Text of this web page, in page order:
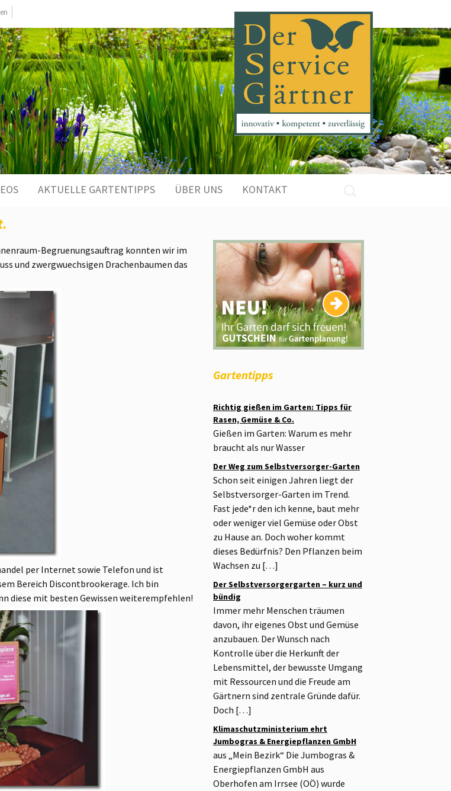
AKTUELLE GARTENTIPPS ÜBER UNS KONTAKT
Begruenungsauftrag konnten wir im
und zwergwuechsigen Drachenbaumen das
per Internet sowie Telefon und ist
Bereich Discontbrookerage. Ich bin
diese mit besten Gewissen weiterempfehlen!
Gartentipps
Richtig gießen im Garten: Tipps für
Rasen, Gemüse & Co.
Gießen im Garten: Warum es mehr
braucht als nur Wasser
Der Weg zum Selbstversorger-Garten
Schon seit einigen Jahren liegt der
Selbstversorger-Garten im Trend.
Fast jede*r den ich kenne, baut mehr
oder weniger viel Gemüse oder Obst
zu Hause an. Doch woher kommt
dieses Bedürfnis? Den Pflanzen beim
Wachsen zu […]
Der Selbstversorgergarten – kurz und
bündig
Immer mehr Menschen träumen
davon, ihr eigenes Obst und Gemüse
anzubauen. Der Wunsch nach
Kontrolle über die Herkunft der
Lebensmittel, der bewusste Umgang
mit Ressourcen und die Freude am
Gärtnern sind zentrale Gründe dafür.
Doch […]
Klimaschutzministerium ehrt
Jumbogras & Energiepflanzen GmbH
aus „Mein Bezirk“ Die Jumbogras &
Energiepflanzen GmbH aus
Oberhofen am Irrsee (OÖ) wurde